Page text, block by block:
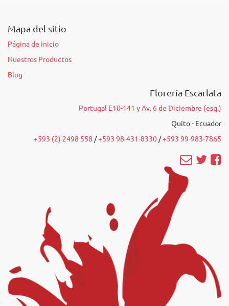
Mapa del sitio
Página de inicio
Nuestros Productos
Blog
Florería Escarlata
Portugal E10-141 y Av. 6 de Diciembre (esq.)
Quito - Ecuador
+593 (2) 2498 558 /‭+593 98-431-8330 ‬ /‭+593 99-983-7865‬